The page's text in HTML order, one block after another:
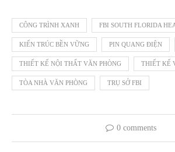
CÔNG TRÌNH XANH FBI SOUTH FLORIDA
KIẾN TRÚC BỀN VỮNG PIN QUANG ĐIỆN
THIẾT KẾ NỘI THẤT VĂN PHÒNG THIẾT KẾ
TÒA NHÀ VĂN PHÒNG TRỤ SỞ FBI
0 comments